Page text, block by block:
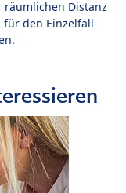
Distanz
für den Einzelfall